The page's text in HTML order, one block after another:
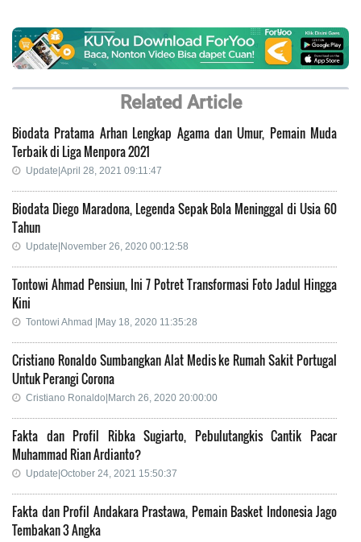
Related Article
Biodata Pratama Arhan Lengkap Agama dan Umur, Pemain Muda
Terbaik di Liga Menpora 2021
Update|April 28, 2021 09:11:47
Biodata Diego Maradona, Legenda Sepak Bola Meninggal di Usia 60
Tahun
Update|November 26, 2020 00:12:58
Tontowi Ahmad Pensiun, Ini 7 Potret Transformasi Foto Jadul Hingga
Kini
Tontowi Ahmad |May 18, 2020 11:35:28
Cristiano Ronaldo Sumbangkan Alat Medis ke Rumah Sakit Portugal
Untuk Perangi Corona
Cristiano Ronaldo|March 26, 2020 20:00:00
Fakta dan Profil Ribka Sugiarto, Pebulutangkis Cantik Pacar
Muhammad Rian Ardianto?
Update|October 24, 2021 15:50:37
Fakta dan Profil Andakara Prastawa, Pemain Basket Indonesia Jago
Tembakan 3 Angka